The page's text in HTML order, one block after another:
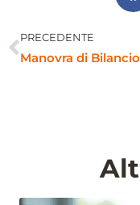
PRECEDENTE